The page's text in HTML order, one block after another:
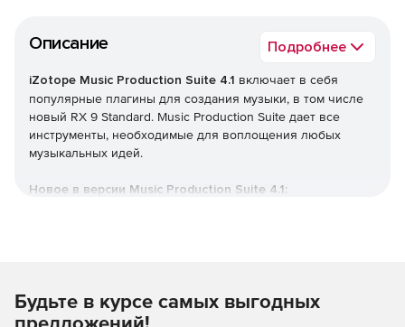
Описание Подробнее
iZotope Music Production Suite 4.1 включает в себя
популярные плагины для создания музыки, в том числе
новый RX 9 Standard. Music Production Suite дает все
инструменты, необходимые для воплощения любых
музыкальных идей.
Новое в версии Music Production Suite 4.1:
исполнения, скрипы ладов и многое другое с
помощью Guitar De-noise. Доступно независимое
Будьте в курсе самых выгодных